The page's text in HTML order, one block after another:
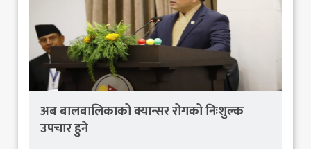
अब बालबालिकाको क्यान्सर रोगको निःशुल्क
उपचार हुने